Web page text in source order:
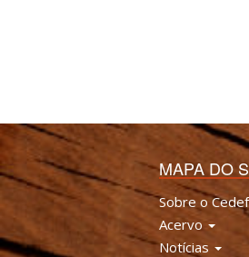
MAPA DO
Sobre o
Acervo
Notícias